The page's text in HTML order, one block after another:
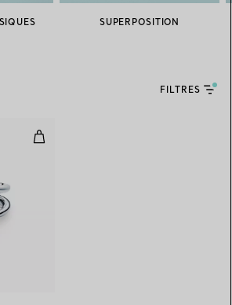
SUPERPOSITION
FILTRES
Bague en argent 925 millièmes